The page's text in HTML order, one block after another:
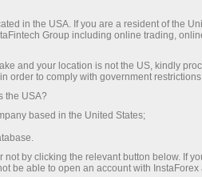
08:56
к реальности
в условиях стагфляции,
позволяют это делать.
деньги, их акции
in the USA. If you are a resident of the
Group including online trading,
and your location is not the US, kindly
order to comply with government
the USA?
based in the United States;
by clicking the relevant button below. If
be able to open an account with InstaForex